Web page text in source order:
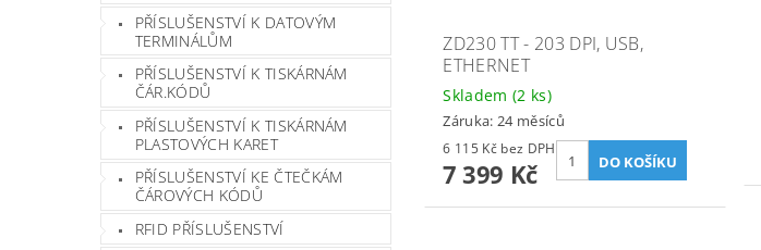
PŘÍSLUŠENSTVÍ K DATOVÝM
TERMINÁLŮM
PŘÍSLUŠENSTVÍ K TISKÁRNÁM
ČÁR.KÓDŮ
PŘÍSLUŠENSTVÍ K TISKÁRNÁM
PLASTOVÝCH KARET
PŘÍSLUŠENSTVÍ KE ČTEČKÁM
ČÁROVÝCH KÓDŮ
RFID PŘÍSLUŠENSTVÍ
ZD230 TT - 203 DPI, USB,
ETHERNET
Skladem (2 ks)
Záruka: 24 měsíců
6 115 Kč bez DPH
7 399 Kč